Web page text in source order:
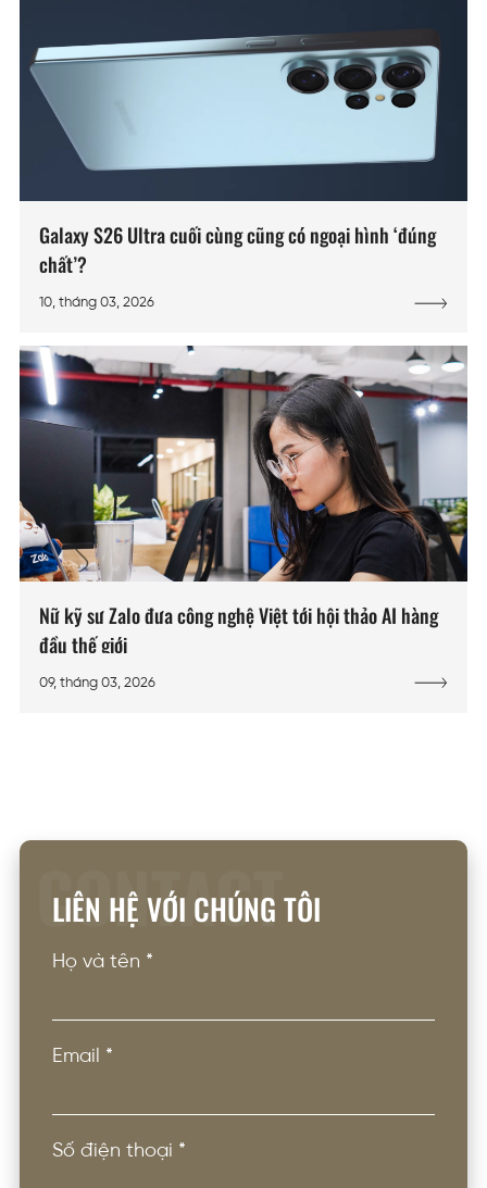
Galaxy S26 Ultra cuối cùng cũng có ngoại hình ‘đúng
chất’?
10, tháng 03, 2026
Nữ kỹ sư Zalo đưa công nghệ Việt tới hội thảo AI hàng
đầu thế giới
09, tháng 03, 2026
CONTACT
LIÊN HỆ VỚI CHÚNG TÔI
Họ và tên *
Email *
Số điện thoại *